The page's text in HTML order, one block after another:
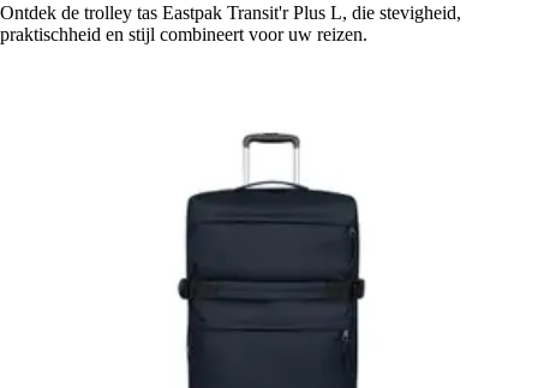
Ontdek de trolley tas Eastpak Transit'r Plus L, die stevigheid,
praktischheid en stijl combineert voor uw reizen.